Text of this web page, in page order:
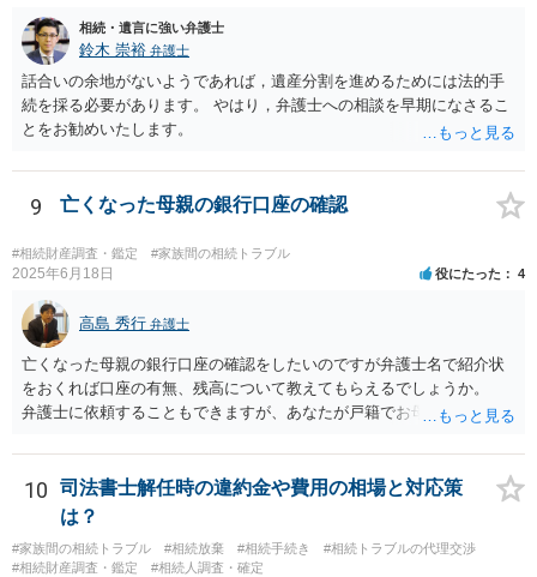
相続・遺言に強い弁護士
鈴木 崇裕 弁護士
話合いの余地がないようであれば，遺産分割を進めるためには法的手
続を採る必要があります。 やはり，弁護士への相談を早期になさるこ
とをお勧めいたします。
9 亡くなった母親の銀行口座の確認
#相続財産調査・鑑定 #家族間の相続トラブル
2025年6月18日 役にたった 4
高島 秀行 弁護士
亡くなった母親の銀行口座の確認をしたいのですが弁護士名で紹介状
をおくれば口座の有無、残高について教えてもらえるでしょうか。
弁護士に依頼することもできますが、あなたが戸籍でお母さんの相続
高は教えてくれると思います。 自分ではよくわからないということ
であれば、弁護士に相談し依頼されたら良いと思います。
10
司法書士解任時の違約金や費用の相場と対応策
は？
#家族間の相続トラブル #相続放棄 #相続手続き
#相続トラブルの代理交渉
#相続財産調査・鑑定
#相続人調査・確定